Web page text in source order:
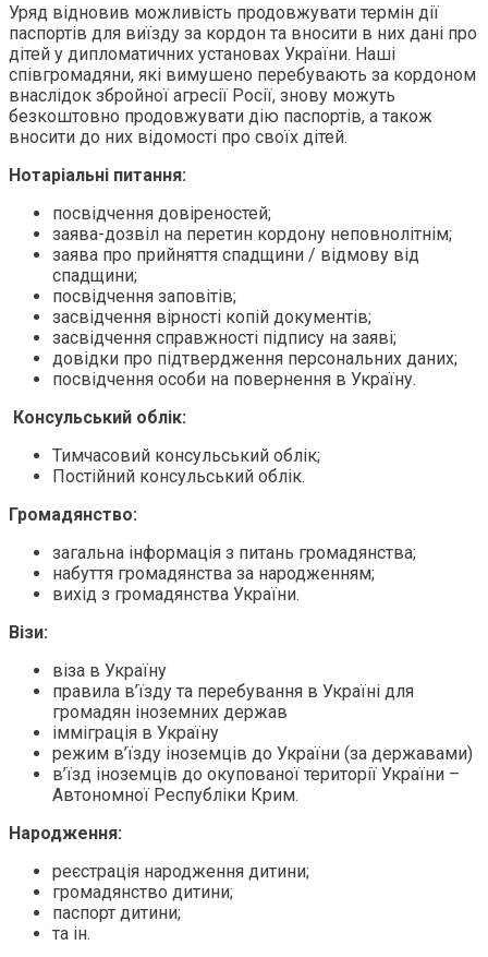
Уряд відновив можливість продовжувати термін дії
паспортів для виїзду за кордон та вносити в них дані про
дітей у дипломатичних установах України. Наші
співгромадяни, які вимушено перебувають за кордоном
внаслідок збройної агресії Росії, знову можуть
безкоштовно продовжувати дію паспортів, а також
вносити до них відомості про своїх дітей.
Нотаріальні питання:
посвідчення довіреностей;
заява-дозвіл на перетин кордону неповнолітнім;
заява про прийняття спадщини / відмову від
спадщини;
посвідчення заповітів;
засвідчення вірності копій документів;
засвідчення справжності підпису на заяві;
довідки про підтвердження персональних даних;
посвідчення особи на повернення в Україну.
Консульський облік:
Тимчасовий консульський облік;
Постійний консульський облік.
Громадянство:
загальна інформація з питань громадянства;
набуття громадянства за народженням;
вихід з громадянства України.
Візи:
віза в Україну
правила в’їзду та перебування в Україні для
громадян іноземних держав
імміграція в Україну
режим в’їзду іноземців до України (за державами)
в’їзд іноземців до окупованої території України –
Автономної Республіки Крим.
Народження:
реєстрація народження дитини;
громадянство дитини;
паспорт дитини;
та ін.